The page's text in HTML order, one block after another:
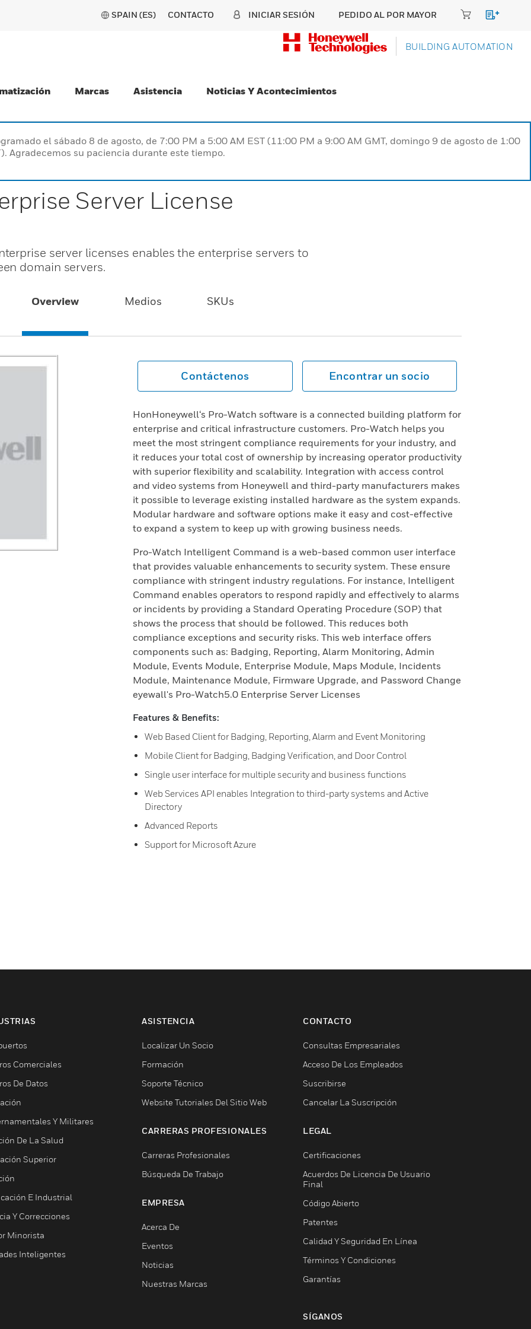
SPAIN (ES) CONTACTO INICIAR SESIÓN PEDIDO AL POR MAYOR
BUILDING AUTOMATION
Marcas Asistencia Noticias Y Acontecimientos
el sábado 8 de agosto, de 7:00 PM a 5:00 AM EST (11:00 PM a 9:00 AM GMT, domingo 9 de agosto de 1:00
Agradecemos su paciencia durante este tiempo.
Server License
server licenses enables the enterprise servers to
domain servers.
Overview Medios SKUs
Contáctenos Encontrar un socio
HonHoneywell‘s Pro-Watch software is a connected building platform for
enterprise and critical infrastructure customers. Pro-Watch helps you
meet the most stringent compliance requirements for your industry, and
it reduces your total cost of ownership by increasing operator productivity
with superior flexibility and scalability. Integration with access control
and video systems from Honeywell and third-party manufacturers makes
it possible to leverage existing installed hardware as the system expands.
Modular hardware and software options make it easy and cost-effective
to expand a system to keep up with growing business needs.
Pro-Watch Intelligent Command is a web-based common user interface
that provides valuable enhancements to security system. These ensure
compliance with stringent industry regulations. For instance, Intelligent
Command enables operators to respond rapidly and effectively to alarms
or incidents by providing a Standard Operating Procedure (SOP) that
shows the process that should be followed. This reduces both
compliance exceptions and security risks. This web interface offers
components such as: Badging, Reporting, Alarm Monitoring, Admin
Module, Events Module, Enterprise Module, Maps Module, Incidents
Module, Maintenance Module, Firmware Upgrade, and Password Change
eyewall's Pro-Watch5.0 Enterprise Server Licenses
Features & Benefits:
Web Based Client for Badging, Reporting, Alarm and Event Monitoring
Mobile Client for Badging, Badging Verification, and Door Control
Single user interface for multiple security and business functions
Web Services API enables Integration to third-party systems and Active
Directory
Advanced Reports
Support for Microsoft Azure
Comerciales
De Datos
Y Militares
De La Salud
Superior
E Industrial
Y Correcciones
Minorista
Inteligentes
ASISTENCIA
Localizar Un Socio
Formación
Soporte Técnico
Website Tutoriales Del Sitio Web
CARRERAS PROFESIONALES
Carreras Profesionales
Búsqueda De Trabajo
EMPRESA
Acerca De
Eventos
Noticias
Nuestras Marcas
CONTACTO
Consultas Empresariales
Acceso De Los Empleados
Suscribirse
Cancelar La Suscripción
LEGAL
Certificaciones
Acuerdos De Licencia De Usuario
Final
Código Abierto
Patentes
Calidad Y Seguridad En Línea
Términos Y Condiciones
Garantías
SÍGANOS